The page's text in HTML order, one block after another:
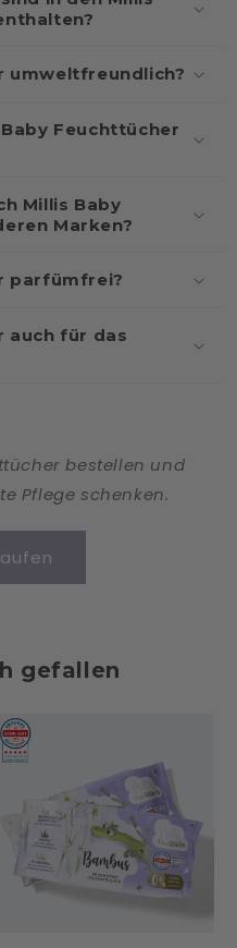
umweltfreundlich?
Feuchttücher
Millis Baby
Marken?
parfümfrei?
auch für das
bestellen und
Pflege schenken.
gefallen